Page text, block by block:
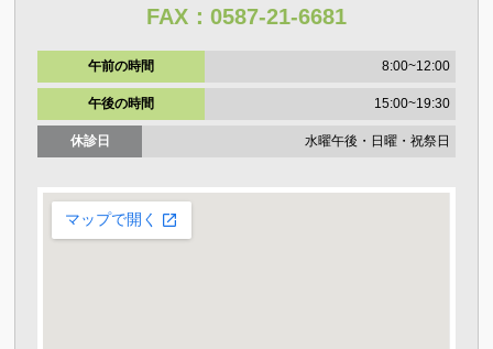
FAX：0587-21-6681
午前の時間 8:00~12:00
午後の時間 15:00~19:30
休診日 水曜午後・日曜・祝祭日